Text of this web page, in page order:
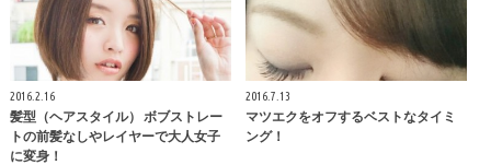
2016.2.16
髪型（ヘアスタイル） ボブストレー
トの前髪なしやレイヤーで大人女子
に変身！
2016.7.13
マツエクをオフするベストなタイミ
ング！